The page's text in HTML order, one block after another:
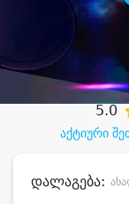
შეიძინე
აქტიური
5.0
დალაგება: